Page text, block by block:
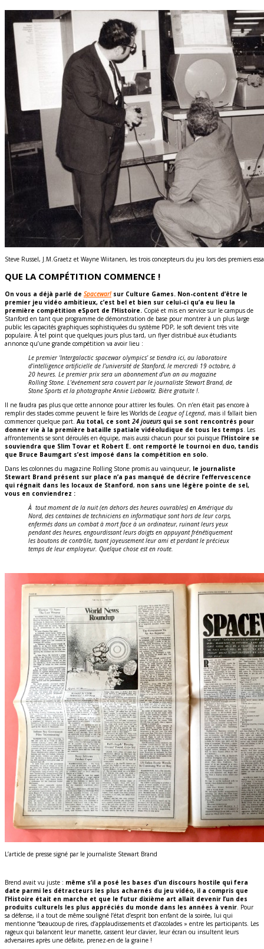
Steve Russel, J.M.Graetz et Wayne Wiitanen, les trois concepteurs du jeu lors des premiers
QUE LA COMPÉTITION COMMENCE !
On vous a déjà parlé de Spacewar! sur Culture Games. Non-content d’être le
premier jeu vidéo ambitieux, c’est bel et bien sur celui-ci qu’a eu lieu la
première compétition eSport de l’Histoire. Copié et mis en service sur le campus de
Stanford en tant que programme de démonstration de base pour montrer à un plus large
public les capacités graphiques sophistiquées du système PDP, le soft devient très vite
populaire. À tel point que quelques jours plus tard, un flyer distribué aux étudiants
annonce qu’une grande compétition va avoir lieu :
Le premier ‘Intergalactic spacewar olympics’ se tiendra ici, au laboratoire
d’intelligence artificielle de l’université de Stanford, le mercredi 19 octobre, à
20 heures. Le premier prix sera un abonnement d’un an au magazine
Rolling Stone. L’événement sera couvert par le journaliste Stewart Brand, de
Stone Sports et la photographe Annie Liebowitz. Bière gratuite !.
Il ne faudra pas plus que cette annonce pour attirer les foules. On n’en était pas encore à
remplir des stades comme peuvent le faire les Worlds de League of Legend, mais il fallait bien
commencer quelque part. Au total, ce sont 24 joueurs qui se sont rencontrés pour
donner vie à la première bataille spatiale vidéoludique de tous les temps . Les
affrontements se sont déroulés en équipe, mais aussi chacun pour soi puisque l’Histoire se
souviendra que Slim Tovar et Robert E. ont remporté le tournoi en duo, tandis
que Bruce Baumgart s’est imposé dans la compétition en solo.
Dans les colonnes du magazine Rolling Stone promis au vainqueur, le journaliste
Stewart Brand présent sur place n’a pas manqué de décrire l’effervescence
qui régnait dans les locaux de Stanford, non sans une légère pointe de sel,
vous en conviendrez :
À tout moment de la nuit (en dehors des heures ouvrables) en Amérique du
Nord, des centaines de techniciens en informatique sont hors de leur corps,
enfermés dans un combat à mort face à un ordinateur, ruinant leurs yeux
pendant des heures, engourdissant leurs doigts en appuyant frénétiquement
les boutons de contrôle, tuant joyeusement leur ami et perdant le précieux
temps de leur employeur. Quelque chose est en route.
L’article de presse signé par le journaliste Stewart Brand
Brend avait vu juste : même s’il a posé les bases d’un discours hostile qui fera
date parmi les détracteurs les plus acharnés du jeu vidéo, il a compris que
l’Histoire était en marche et que le futur dixième art allait devenir l’un des
produits culturels les plus appréciés du monde dans les années à venir Pour
sa défense, il a tout de même souligné l’état d’esprit bon enfant de la soirée, lui qui
mentionne “beaucoup de rires, d’applaudissements et d’accolades » entre les participants Les
rageux qui balancent leur manette, cassent leur clavier, leur écran ou insultent leurs
adversaires après une défaite, prenez-en de la graine !